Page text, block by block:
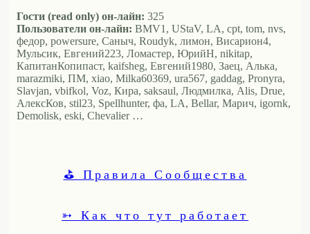
Гости (read only) он-лайн: 325
Пользователи он-лайн: BMV1, UStaV, LA, cpt, tom, nvs,
федор, powersure, Саныч, Roudyk, лимон, Висариoн4,
Мульсик, Евгений223, Ломастер, ЮрийН, nikitap,
КапитанКопипаст, kaifsheg, Евгений1980, Заец, Алька,
marazmiki, ПМ, xiao, Milka60369, ura567, gaddag, Pronyra,
Slavjan, vbifkol, Voz, Кира, saksaul, Людмилка, Alis, Drue,
АлексКов, stil23, Spellhunter, фа, LA, Bellar, Марич, igornk,
Demolisk, eski, Chevalier …
⛳ Правила Сообщества
➳ Как что тут работает